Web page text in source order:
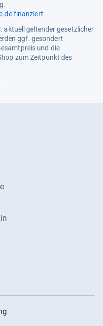
finanziert
aktuell geltender gesetzlicher
ggf. gesondert
und die
zum Zeitpunkt des